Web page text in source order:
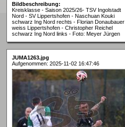
Bildbeschreibung:
Kreisklasse - Saison 2025/26- TSV Ingolstadt
Nord - SV Lippertshofen - Naschuan Kouki
schwarz Ing Nord rechts - Florian Donaubauer
weiss Lippertshofen - Christopher Reichel
schwarz Ing Nord links - Foto: Meyer Jürgen
JUMA1263.jpg
Aufgenommen: 2025-11-02 16:47:46